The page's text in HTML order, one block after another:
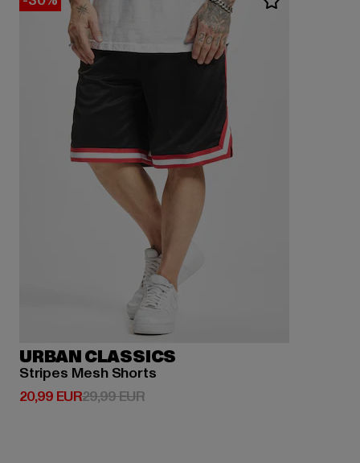
URBAN CLASSICS
Stripes Mesh Shorts
20,99 EUR
Derzeitiger Preis: 20,99 EUR
29,99 EURAktionspreis: 29,99 EUR